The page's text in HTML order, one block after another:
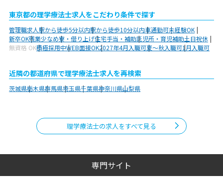
東京都の理学療法士求人をこだわり条件で探す
管理職求人駅から徒歩5分以内駅から徒歩10分以内車通勤可未経験OK
新卒OK残業少なめ寮・借り上げ住宅手当・補助託児所・育児補助土日祝休
無資格 OK積極採用中WEB面接OK2027年4月入職可夏～秋入職可1月入職可
近隣の都道府県で理学療法士求人を再検索
茨城県栃木県群馬県埼玉県千葉県神奈川県山梨県
理学療法士の求人をすべて見る
専門サイト